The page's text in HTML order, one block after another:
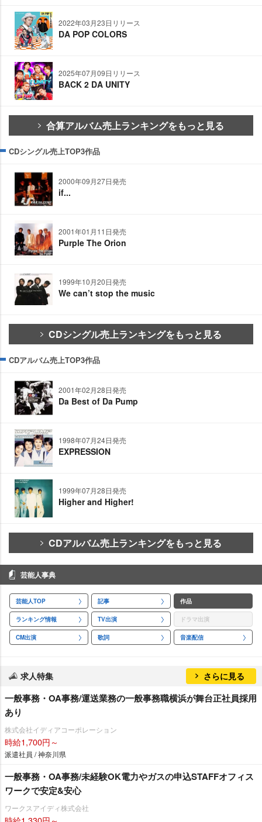
2022年03月23日リリース
DA POP COLORS
2025年07月09日リリース
BACK 2 DA UNITY
合算アルバム売上ランキングをもっと見る
CDシングル売上TOP3作品
2000年09月27日発売
if...
2001年01月11日発売
Purple The Orion
1999年10月20日発売
We can’t stop the music
CDシングル売上ランキングをもっと見る
CDアルバム売上TOP3作品
2001年02月28日発売
Da Best of Da Pump
1998年07月24日発売
EXPRESSION
1999年07月28日発売
Higher and Higher!
CDアルバム売上ランキングをもっと見る
芸能人事典
芸能人TOP 記事 作品
ランキング情報 TV出演 ドラマ出演
CM出演 歌詞 音楽配信
求人特集 さらに見る
一般事務・OA事務/運送業務の一般事務職横浜が舞台正社員採用
あり
株式会社イディアコーポレーション
時給1,700円～
派遣社員 / 神奈川県
一般事務・OA事務/未経験OK電力やガスの申込STAFFオフィス
ワークで安定&安心
ワークスアイディ株式会社